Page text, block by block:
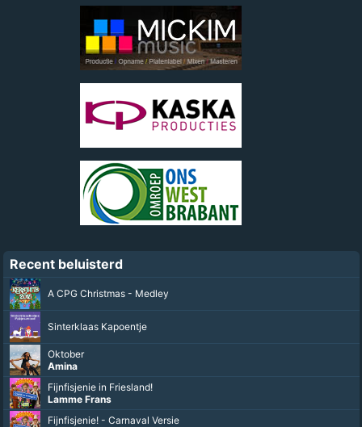
Recent beluisterd
A CPG Christmas - Medley
Sinterklaas Kapoentje
Oktober
Amina
Fijnfisjenie in Friesland!
Lamme Frans
Fijnfisjenie! - Carnaval Versie